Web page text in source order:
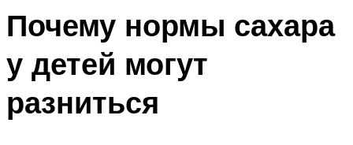
Почему нормы сахара
у детей могут
разниться